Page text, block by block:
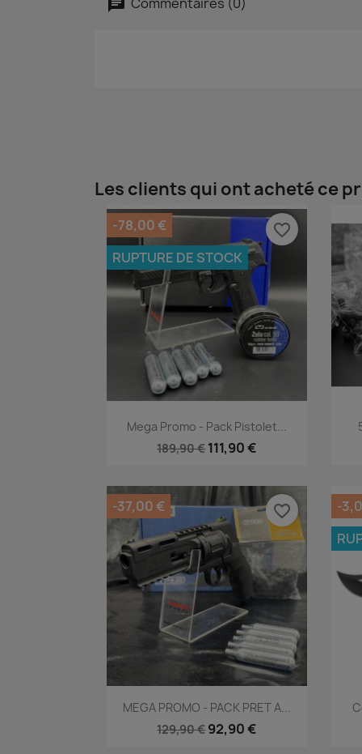
Les clients qui ont acheté ce
Aperçu rapide
Mega Promo - Pack Pistolet...
189,90 € 111,90 €
-78,00 €
RUPTURE DE STOCK
favorite_border
Aperçu rapide
MEGA PROMO - PACK PRET A...
129,90 € 92,90 €
-37,00 € favorite_border
-